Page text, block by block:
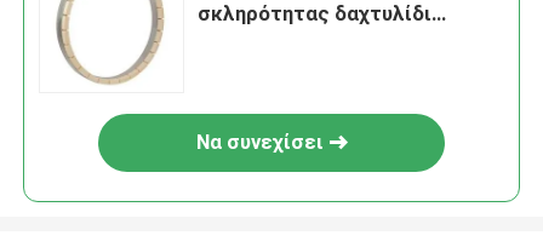
σκληρότητας δαχτυλίδι
Να συνεχίσει